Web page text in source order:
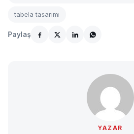
tabela tasarımı
Paylaş
YAZAR